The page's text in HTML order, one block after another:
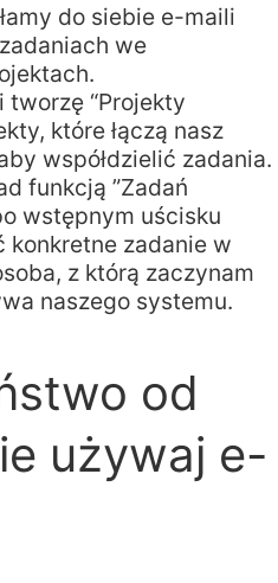
do siebie e-maili
we
“Projekty
które łączą nasz
współdzielić zadania.
funkcją ”Zadań
wstępnym uścisku
konkretne zadanie w
z którą zaczynam
naszego systemu.
od
używaj e-